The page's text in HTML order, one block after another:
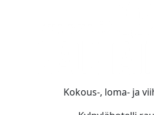
Kokous-, loma- ja